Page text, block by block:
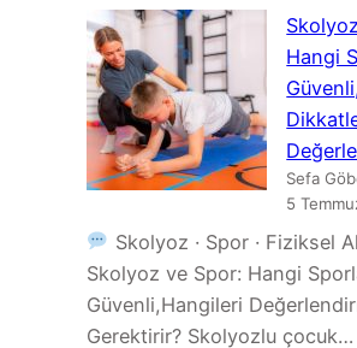
Korse
Türleri:
Boston,
Chêneau,
TLSO
ve
Diğer
Tedavi
Seçenekleri
Hangi
Sefa
5
Skolyoz · Spor · Fiziksel
Skolyoz ve Spor: Hangi
Güvenli,Hangileri
Gerektirir? Skolyozlu çocuk…